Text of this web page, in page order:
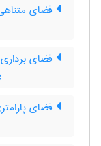
فضای
فضای
فضای